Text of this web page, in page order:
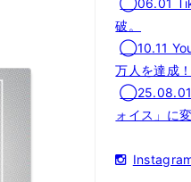
◯06.01
破。
◯10.11
万人を達成！
◯25.08.01
ォイス」に